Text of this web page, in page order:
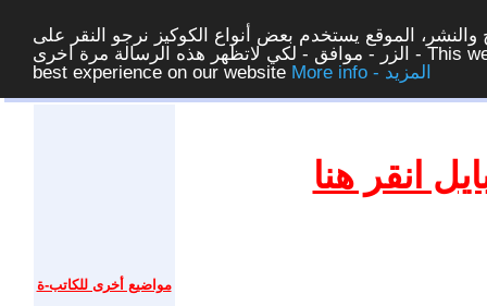
الموقع يستخدم بعض أنواع الكوكيز نرجو النقر على
الزر - موافق - لكي لاتظهر هذه الرسالة مرة اخرى - This website uses cookies to ensure you get the
best experience on our website
More info - المزيد
غلق
مواضيع أخرى للكاتب-ة
انقر هنا